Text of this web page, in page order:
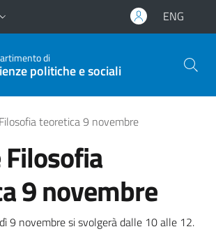
ENG
di
politiche e sociali
teoretica 9 novembre
Filosofia
9 novembre
9 novembre si svolgerà dalle 10 alle 12.